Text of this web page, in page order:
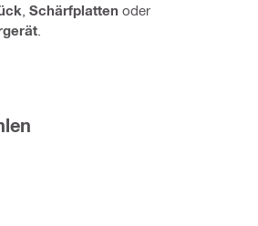
Schärfplatten oder